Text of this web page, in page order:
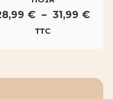
€ – 31,99 €
à
TTC